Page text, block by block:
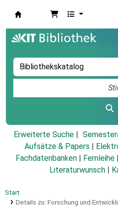
Erweiterte Suche
Aufsätze & Papers
Fachdatenbanken
Fernleihe
Literaturwunsch
Start
Details zu: Forschung und